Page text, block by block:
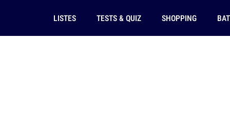
LISTES TESTS & QUIZ SHOPPING